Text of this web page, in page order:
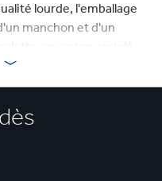
lourde, l'emballage
manchon et d'un
en carton ondulé
pour
de la supply chain,